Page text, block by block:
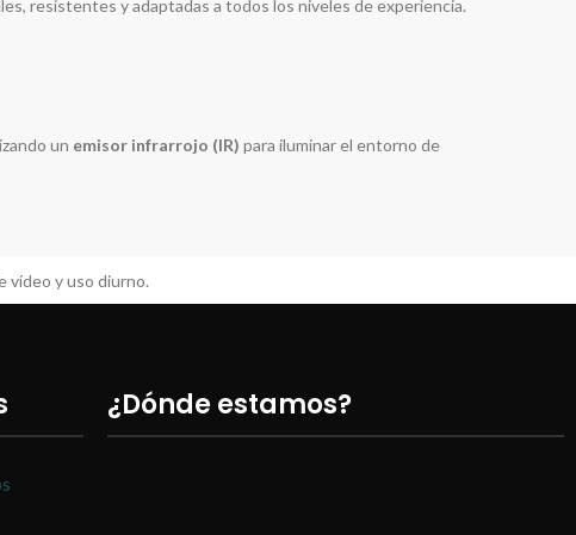
resistentes y adaptadas a todos los niveles de experiencia.
un emisor infrarrojo (IR) para iluminar el entorno de
vídeo y uso diurno.
¿Dónde estamos?